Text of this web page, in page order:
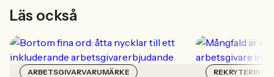
Läs också
ARBETSGIVARVARUMÄRKE REKRYTERING